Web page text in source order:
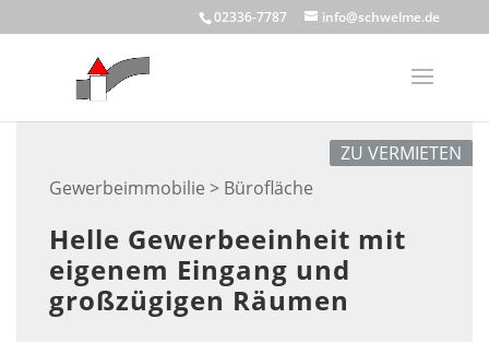
to
02336-7787 info@schwelme.de
Gewerbeimmobilie > Bürofläche
ZU VERMIETEN
Helle Gewerbeeinheit mit
eigenem Eingang und
großzügigen Räumen